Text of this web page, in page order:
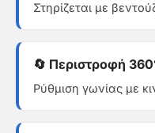
Στηρίζεται με
🔄 Περιστροφή
Ρύθμιση γωνίας με